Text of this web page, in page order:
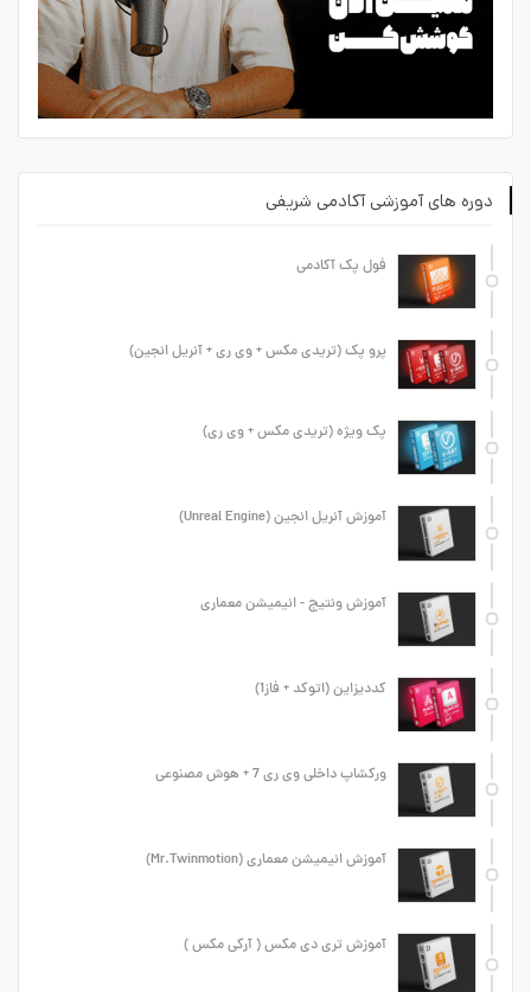
دوره های آموزشی آکادمی شریفی
فول پک آکادمی
پرو پک (تریدی مکس + وی ری + آنریل انجین)
پک ویژه (تریدی مکس + وی ری)
آموزش آنریل انجین (Unreal Engine)
آموزش ونتیج - انیمیشن معماری
کددیزاین (اتوکد + فاز1)
ورکشاپ داخلی وی ری 7 + هوش مصنوعی
آموزش انیمیشن معماری (Mr.Twinmotion)
آموزش تری دی مکس ( آرکی مکس )